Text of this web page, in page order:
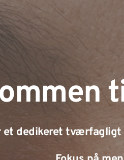
et dedikeret tværfagligt